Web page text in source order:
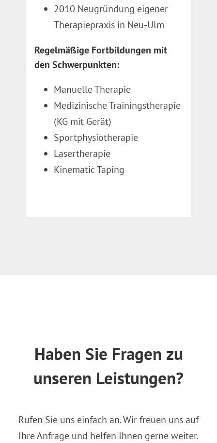
2010 Neugründung eigener
Therapiepraxis in Neu-Ulm
Regelmäßige Fortbildungen mit
den Schwerpunkten:
Manuelle Therapie
Medizinische Trainingstherapie
(KG mit Gerät)
Sportphysiotherapie
Lasertherapie
Kinematic Taping
Haben Sie Fragen zu
unseren Leistungen?
Rufen Sie uns einfach an. Wir freuen uns auf
Ihre Anfrage und helfen Ihnen gerne weiter.